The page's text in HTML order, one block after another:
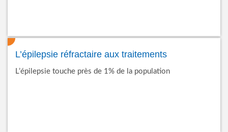
L’épilepsie réfractaire aux traitements
L’épilepsie touche près de 1% de la population